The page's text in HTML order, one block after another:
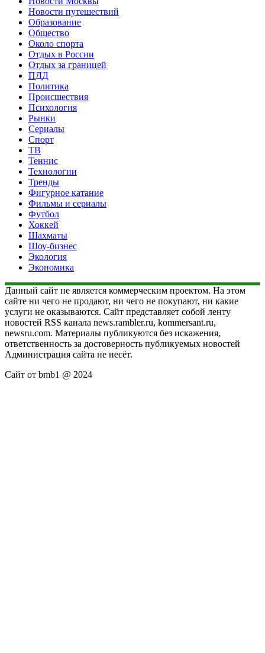
Новости путешествий
Образование
Общество
Около спорта
Отдых в России
Отдых за границей
ПДД
Политика
Происшествия
Психология
Рынки
Сериалы
Спорт
ТВ
Теннис
Технологии
Тренды
Фигурное катание
Фильмы и сериалы
Футбол
Хоккей
Шахматы
Шоу-бизнес
Экология
Экономика
Данный сайт не является коммерческим проектом. На этом
сайте ни чего не продают, ни чего не покупают, ни какие
услуги не оказываются. Сайт представляет собой ленту
новостей RSS канала news.rambler.ru, kommersant.ru,
newsru.com. Материалы публикуются без искажения,
ответственность за достоверность публикуемых новостей
Администрация сайта не несёт.
Сайт от bmb1 @ 2024